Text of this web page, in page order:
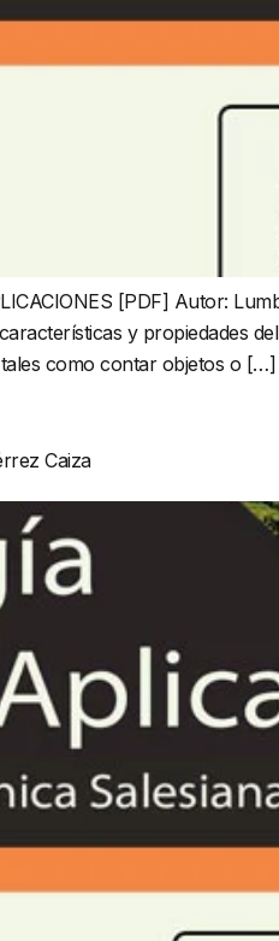
[PDF] Autor:
y propiedades
tales como contar objetos o […]
Caiza